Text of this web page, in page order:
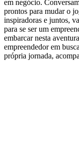
em negócio.
prontos para mudar o
inspiradoras e juntos,
para se ser um
embarcar nesta
empreendedor em
própria jornada,